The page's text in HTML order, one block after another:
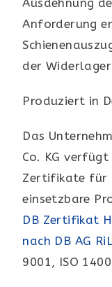
Ausdehnung
Anforderung
der
Produziert in
Das
Co. KG
Zertifikate für
einsetzbare
DB Zertifikat
nach DB AG
9001, ISO